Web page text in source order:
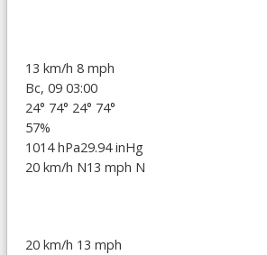
13 km/h 8 mph
Вс, 09 03:00
24° 74° 24° 74°
57%
1014 hPa29.94 inHg
20 km/h N13 mph N
20 km/h 13 mph